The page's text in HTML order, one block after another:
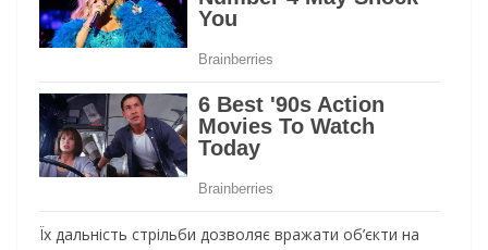
Їх дальність стрільби дозволяє вражати об’єкти на